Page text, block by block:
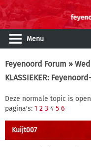
Menu
Feyenoord Forum »
KLASSIEKER:
Deze normale topic is
pagina's: 1 2 3 4 5 6
Kuijt007